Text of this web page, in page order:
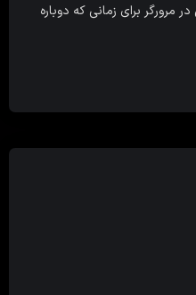
مرورگر برای زمانی که دوباره